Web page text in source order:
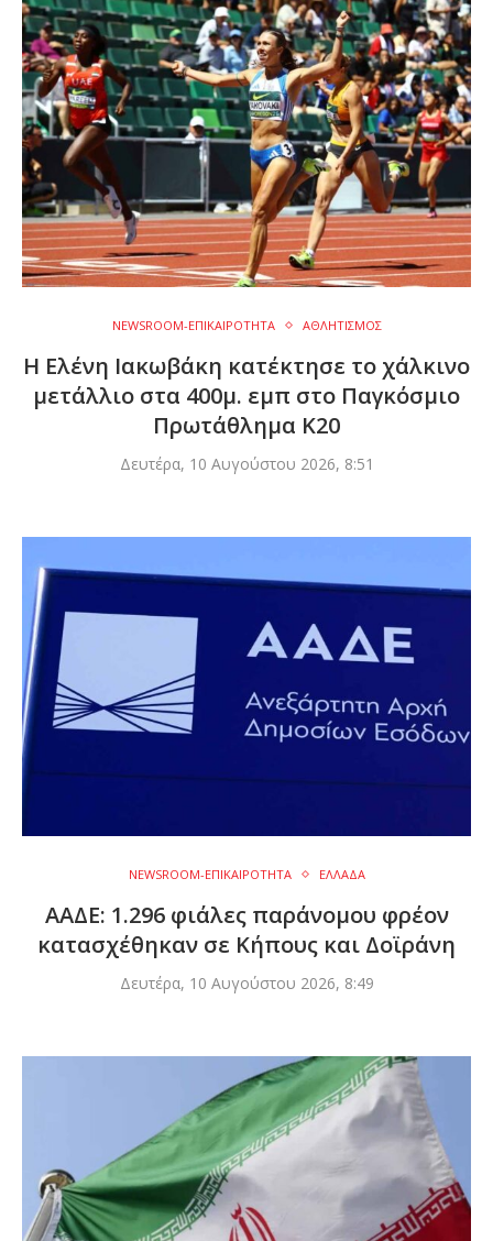
NEWSROOM-ΕΠΙΚΑΙΡΟΤΗΤΑ ΑΘΛΗΤΙΣΜΟΣ
Η Ελένη Ιακωβάκη κατέκτησε το χάλκινο
μετάλλιο στα 400μ. εμπ στο Παγκόσμιο
Πρωτάθλημα Κ20
Δευτέρα, 10 Αυγούστου 2026, 8:51
NEWSROOM-ΕΠΙΚΑΙΡΟΤΗΤΑ ΕΛΛΑΔΑ
ΑΑΔΕ: 1.296 φιάλες παράνομου φρέον
κατασχέθηκαν σε Κήπους και Δοϊράνη
Δευτέρα, 10 Αυγούστου 2026, 8:49